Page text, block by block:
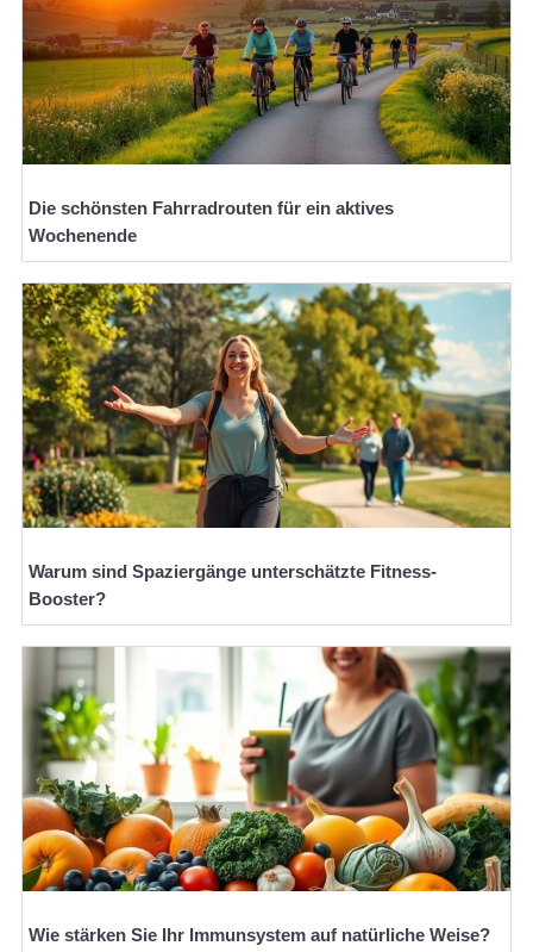
Die schönsten Fahrradrouten für ein aktives
Wochenende
Warum sind Spaziergänge unterschätzte Fitness-
Booster?
Wie stärken Sie Ihr Immunsystem auf natürliche Weise?